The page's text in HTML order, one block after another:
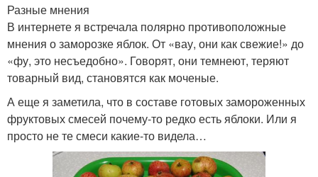
Разные мнения
В интернете я встречала полярно противоположные
мнения о заморозке яблок. От «вау, они как свежие!» до
«фу, это несъедобно». Говорят, они темнеют, теряют
товарный вид, становятся как моченые.
А еще я заметила, что в составе готовых замороженных
фруктовых смесей почему-то редко есть яблоки. Или я
просто не те смеси какие-то видела…